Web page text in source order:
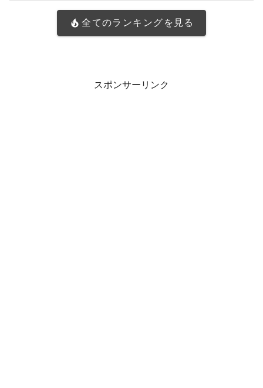
全てのランキングを見る
スポンサーリンク